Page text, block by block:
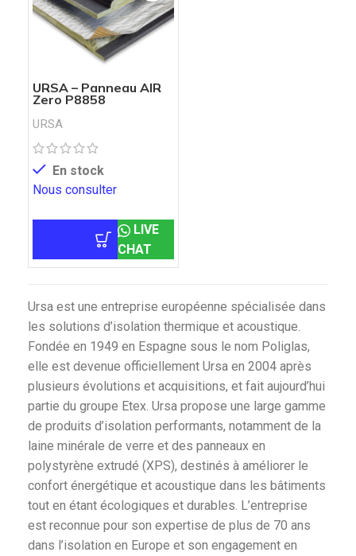
URSA – Panneau AIR
Zero P8858
URSA
En stock
Nous consulter
LIVE
CHAT
Ursa est une entreprise européenne spécialisée dans
les solutions d’isolation thermique et acoustique.
Fondée en 1949 en Espagne sous le nom Poliglas,
elle est devenue officiellement Ursa en 2004 après
plusieurs évolutions et acquisitions, et fait aujourd’hui
partie du groupe Etex. Ursa propose une large gamme
de produits d’isolation performants, notamment de la
laine minérale de verre et des panneaux en
polystyrène extrudé (XPS), destinés à améliorer le
confort énergétique et acoustique dans les bâtiments
tout en étant écologiques et durables. L’entreprise
est reconnue pour son expertise de plus de 70 ans
dans l’isolation en Europe et son engagement en